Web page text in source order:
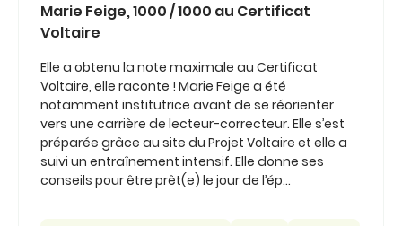
Marie Feige, 1000 / 1000 au Certificat
Voltaire
Elle a obtenu la note maximale au Certificat
Voltaire, elle raconte ! Marie Feige a été
notamment institutrice avant de se réorienter
vers une carrière de lecteur-correcteur. Elle s’est
préparée grâce au site du Projet Voltaire et elle a
suivi un entraînement intensif. Elle donne ses
conseils pour être prêt(e) le jour de l’ép...